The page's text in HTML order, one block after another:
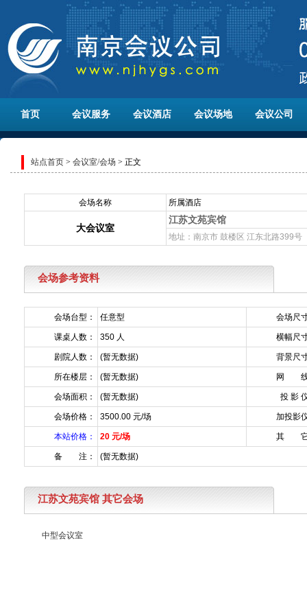
首页 会议服务 会议酒店 会议场地 会议公司
站点首页 > 会议室/会场 > 正文
会场名称 所属酒店
大会议室
江苏文苑宾馆
地址：南京市 鼓楼区 江东北路399号
会场参考资料
会场台型： 任意型 会场尺
课桌人数： 350 人 横幅尺
剧院人数： (暂无数据) 背景尺
所在楼层： (暂无数据) 网 线
会场面积： (暂无数据) 投 影
会场价格： 3500.00 元/场 加投影
本站价格： 20 元/场 其 它
备 注： (暂无数据)
江苏文苑宾馆 其它会场
中型会议室